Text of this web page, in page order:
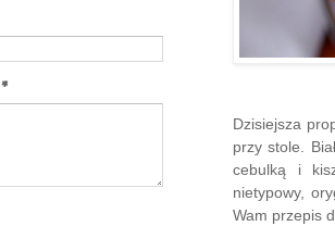
Dzisiejsza
przy stole.
cebulką i
nietypowy,
Wam przepis
*